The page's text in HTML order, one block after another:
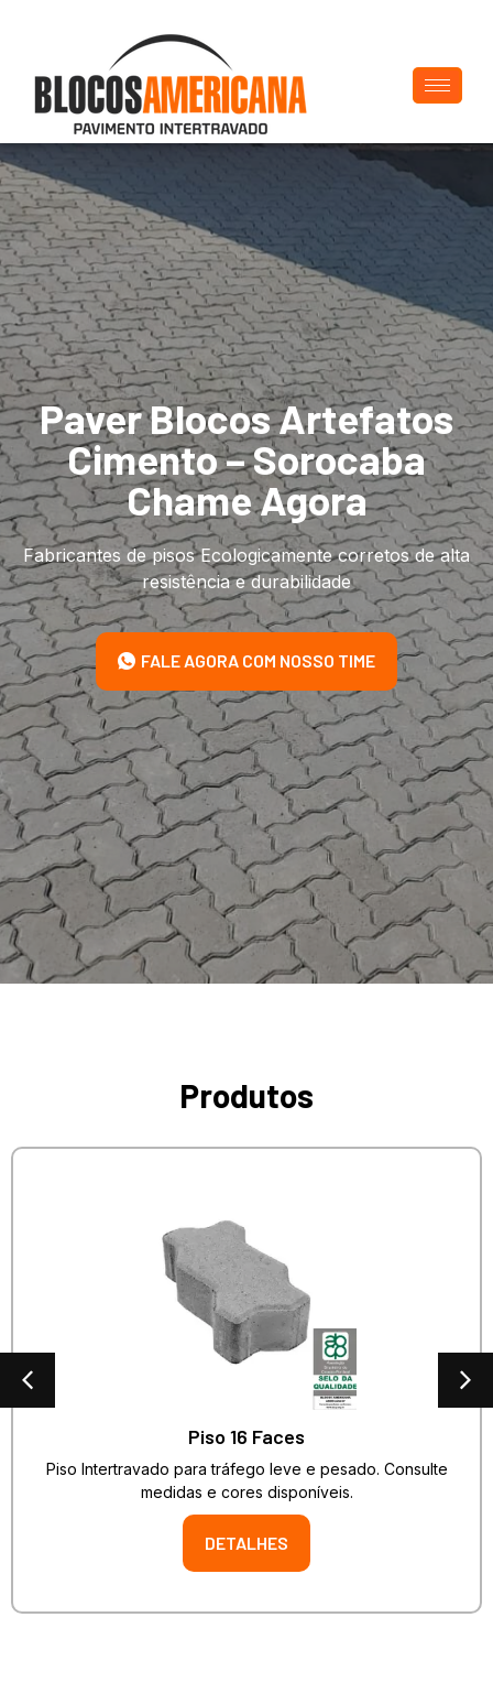
Paver Blocos Artefatos
Cimento – Sorocaba
Chame Agora
Fabricantes de pisos Ecologicamente corretos de alta
resistência e durabilidade
FALE AGORA COM NOSSO TIME
Produtos
Piso 16 Faces
Piso Intertravado para tráfego leve e pesado. Consulte
medidas e cores disponíveis.
DETALHES